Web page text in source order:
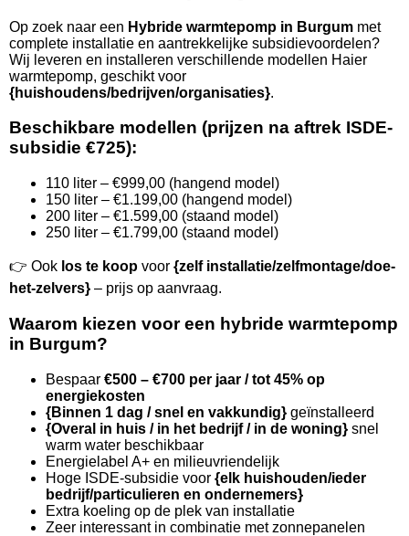
Op zoek naar een Hybride warmtepomp in Burgum met
complete installatie en aantrekkelijke subsidievoordelen?
Wij leveren en installeren verschillende modellen Haier
warmtepomp, geschikt voor
{huishoudens/bedrijven/organisaties}.
Beschikbare modellen (prijzen na aftrek ISDE-
subsidie €725):
110 liter – €999,00 (hangend model)
150 liter – €1.199,00 (hangend model)
200 liter – €1.599,00 (staand model)
250 liter – €1.799,00 (staand model)
👉 Ook los te koop voor {zelf installatie/zelfmontage/doe-
het-zelvers} – prijs op aanvraag.
Waarom kiezen voor een hybride warmtepomp
in Burgum?
Bespaar €500 – €700 per jaar / tot 45% op
energiekosten
{Binnen 1 dag / snel en vakkundig} geïnstalleerd
{Overal in huis / in het bedrijf / in de woning} snel
warm water beschikbaar
Energielabel A+ en milieuvriendelijk
Hoge ISDE-subsidie voor {elk huishouden/ieder
bedrijf/particulieren en ondernemers}
Extra koeling op de plek van installatie
Zeer interessant in combinatie met zonnepanelen